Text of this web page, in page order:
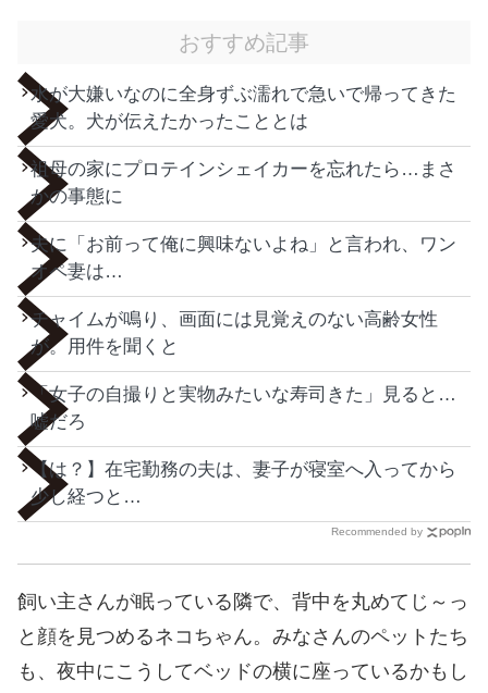
おすすめ記事
水が大嫌いなのに全身ずぶ濡れで急いで帰ってきた
愛犬。犬が伝えたかったこととは
祖母の家にプロテインシェイカーを忘れたら…まさ
かの事態に
夫に「お前って俺に興味ないよね」と言われ、ワン
オペ妻は…
チャイムが鳴り、画面には見覚えのない高齢女性
が。用件を聞くと
「女子の自撮りと実物みたいな寿司きた」見ると…
嘘だろ
【は？】在宅勤務の夫は、妻子が寝室へ入ってから
少し経つと…
Recommended by
飼い主さんが眠っている隣で、背中を丸めてじ～っ
と顔を見つめるネコちゃん。みなさんのペットたち
も、夜中にこうしてベッドの横に座っているかもし